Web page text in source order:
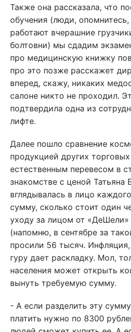
Также она рассказала, что
обучения (люди,
работают вчерашние
болтовни) мы сдадим
про медицинскую книжку
про это позже расскажет
вперед, скажу, никаких
салоне никто не проходил.
подтвердила одна из
лифте.
Далее пошло сравнение
продукцией других
естественным перевесом в
знакомстве с ценой Татьяна
вглядывалась в лицо
сумму, сколько стоит один
уходу за лицом от «ДеШели»
(напомню, в сентябре за
просили 56 тысяч.
гуру дает раскладку. Мол,
населения может открыть
вынуть требуемую сумму.
- А если разделить эту
платить нужно по 8300